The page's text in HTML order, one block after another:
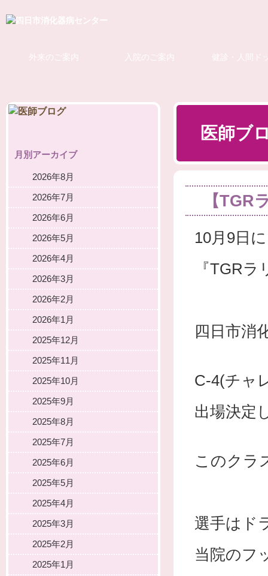
外来のご案内 入院のご案内 健診・人間ド
医師ブ
【TGR
10月9日
『TGR
四日市消
C-4(チャ
出場決定
このクラ
選手はド
当院のフ
月別アーカイブ
2026年8月
2026年7月
2026年6月
2026年5月
2026年4月
2026年3月
2026年2月
2026年1月
2025年12月
2025年11月
2025年10月
2025年9月
2025年8月
2025年7月
2025年6月
2025年5月
2025年4月
2025年3月
2025年2月
2025年1月